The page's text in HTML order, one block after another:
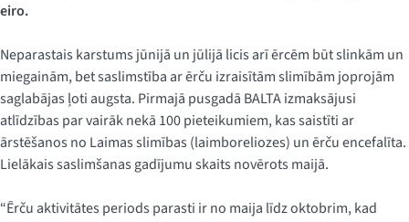
eiro.
Neparastais karstums jūnijā un jūlijā licis arī ērcēm būt slinkām un
miegainām, bet saslimstība ar ērču izraisītām slimībām joprojām
saglabājas ļoti augsta. Pirmajā pusgadā BALTA izmaksājusi
atlīdzības par vairāk nekā 100 pieteikumiem, kas saistīti ar
ārstēšanos no Laimas slimības (laimboreliozes) un ērču encefalīta.
Lielākais saslimšanas gadījumu skaits novērots maijā.
“Ērču aktivitātes periods parasti ir no maija līdz oktobrim, kad